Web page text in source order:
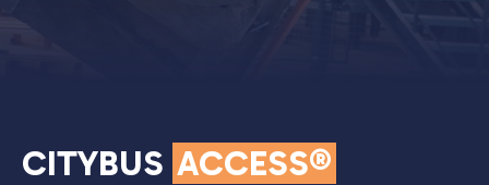
CITYBUS ACCESS®